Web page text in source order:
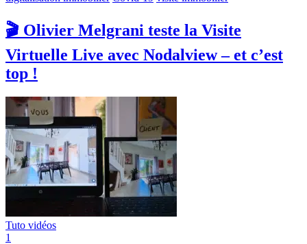
🎬 Olivier Melgrani teste la Visite
Virtuelle Live avec Nodalview – et c’est
top !
Tuto vidéos
1